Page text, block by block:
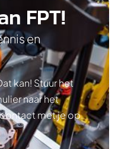
FPT!
en
kan! Stuur het
naar het
met je op.